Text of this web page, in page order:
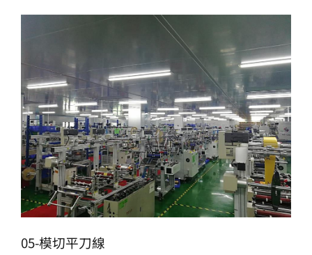
05-模切平刀線